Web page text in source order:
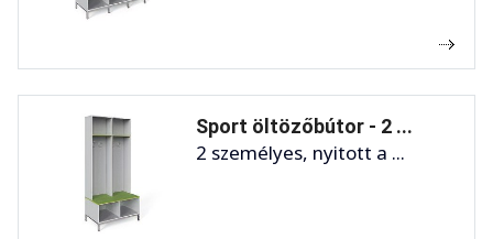
Sport öltözőbútor - 2 ...
2 személyes, nyitott a ...